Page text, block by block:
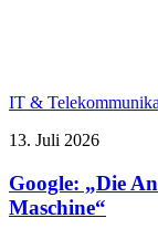
IT &
13. Juli 2026
Google: „Die
Maschine“